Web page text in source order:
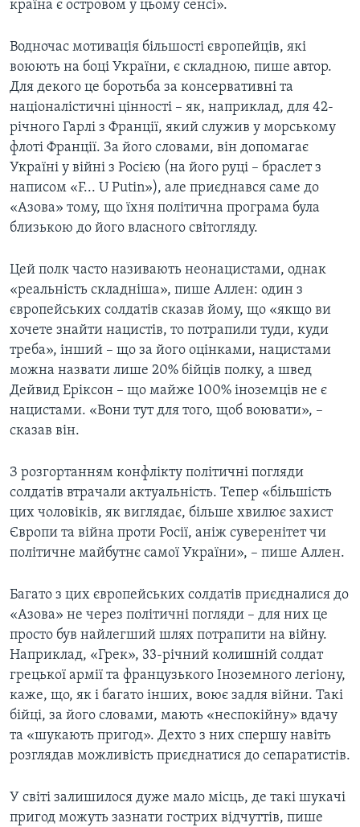
країна є островом у цьому сенсі».
Водночас мотивація більшості європейців, які
воюють на боці України, є складною, пише автор.
Для декого це боротьба за консервативні та
націоналістичні цінності – як, наприклад, для 42-
річного Гарлі з Франції, який служив у морському
флоті Франції. За його словами, він допомагає
Україні у війні з Росією (на його руці – браслет з
написом «F... U Putin»), але приєднався саме до
«Азова» тому, що їхня політична програма була
близькою до його власного світогляду.
Цей полк часто називають неонацистами, однак
«реальність складніша», пише Аллен: один з
європейських солдатів сказав йому, що «якщо ви
хочете знайти нацистів, то потрапили туди, куди
треба», інший – що за його оцінками, нацистами
можна назвати лише 20% бійців полку, а швед
Дейвид Еріксон – що майже 100% іноземців не є
нацистами. «Вони тут для того, щоб воювати», –
сказав він.
З розгортанням конфлікту політичні погляди
солдатів втрачали актуальність. Тепер «більшість
цих чоловіків, як виглядає, більше хвилює захист
Європи та війна проти Росії, аніж суверенітет чи
політичне майбутнє самої України», – пише Аллен.
Багато з цих європейських солдатів приєдналися до
«Азова» не через політичні погляди – для них це
просто був найлегший шлях потрапити на війну.
Наприклад, «Грек», 33-річний колишній солдат
грецької армії та французького Іноземного легіону,
каже, що, як і багато інших, воює задля війни. Такі
бійці, за його словами, мають «неспокійну» вдачу
та «шукають пригод». Дехто з них спершу навіть
розглядав можливість приєднатися до сепаратистів.
У світі залишилося дуже мало місць, де такі шукачі
пригод можуть зазнати гострих відчуттів, пише